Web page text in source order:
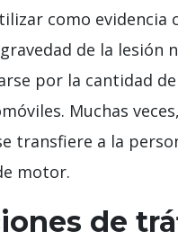
como evidencia
de la lesión
por la cantidad
Muchas
transfiere a la
motor.
de